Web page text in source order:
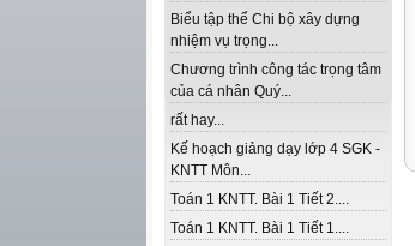
Biểu tập thể Chi bộ xây dựng
nhiệm vụ trọng...
Chương trình công tác trọng tâm
của cá nhân Quý...
rất hay...
Kế hoạch giảng dạy lớp 4 SGK -
KNTT Môn...
Toán 1 KNTT. Bài 1 Tiết 2....
Toán 1 KNTT. Bài 1 Tiết 1....